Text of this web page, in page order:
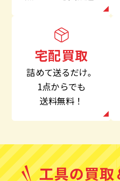
宅配買取
詰めて送るだけ。
1点からでも
送料無料！